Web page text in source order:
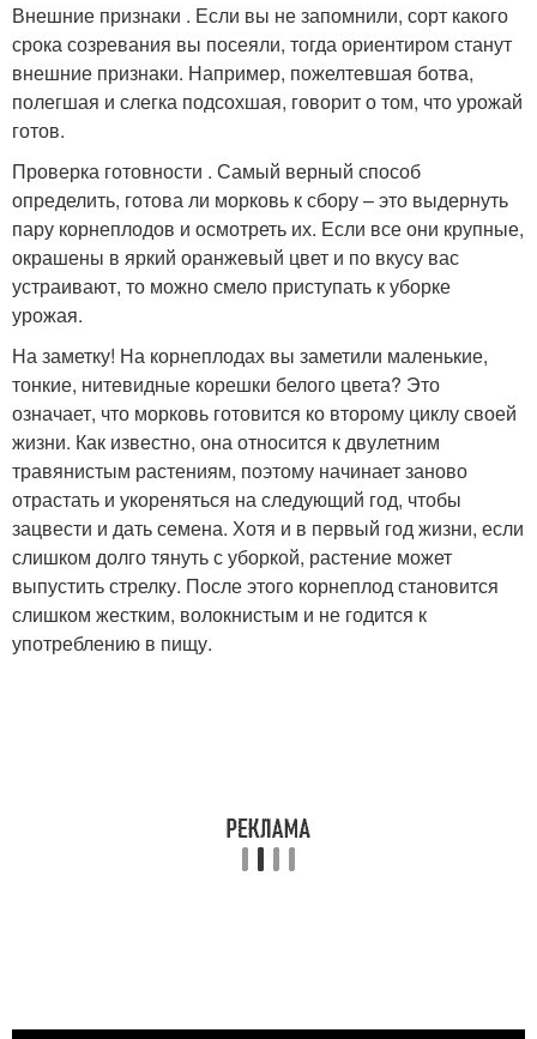
Внешние признаки . Если вы не запомнили, сорт какого
срока созревания вы посеяли, тогда ориентиром станут
внешние признаки. Например, пожелтевшая ботва,
полегшая и слегка подсохшая, говорит о том, что урожай
готов.
Проверка готовности . Самый верный способ
определить, готова ли морковь к сбору – это выдернуть
пару корнеплодов и осмотреть их. Если все они крупные,
окрашены в яркий оранжевый цвет и по вкусу вас
устраивают, то можно смело приступать к уборке
урожая.
На заметку! На корнеплодах вы заметили маленькие,
тонкие, нитевидные корешки белого цвета? Это
означает, что морковь готовится ко второму циклу своей
жизни. Как известно, она относится к двулетним
травянистым растениям, поэтому начинает заново
отрастать и укореняться на следующий год, чтобы
зацвести и дать семена. Хотя и в первый год жизни, если
слишком долго тянуть с уборкой, растение может
выпустить стрелку. После этого корнеплод становится
слишком жестким, волокнистым и не годится к
употреблению в пищу.